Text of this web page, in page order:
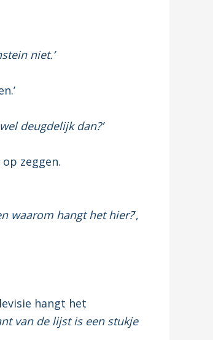
niet.’
deugdelijk dan?’
zeggen.
waarom hangt het hier?’,
hangt het
van de lijst is een stukje